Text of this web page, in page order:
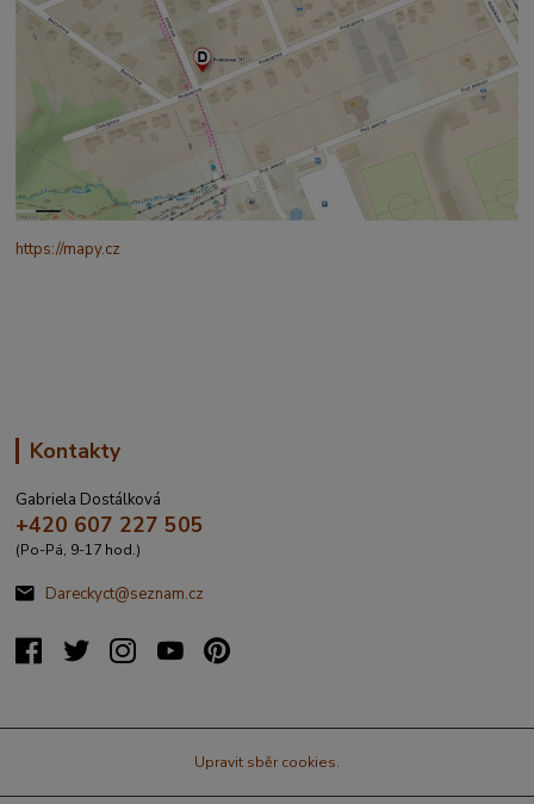
https://mapy.cz
Kontakty
Gabriela Dostálková
+420 607 227 505
(Po-Pá, 9-17 hod.)
Dareckyct@seznam.cz
Upravit sběr cookies.